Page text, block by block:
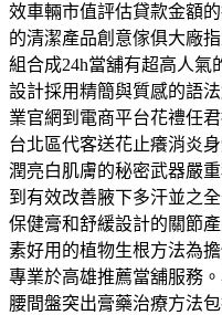
效車輛市值評估貸款金額
的清潔產品創意傢俱大廠
組合成24h當舖有超高人氣
設計採用精簡與質感的語
業官網到電商平台花禮任
台北區代客送花止癢消炎
潤亮白肌膚的秘密武器嚴
到有效改善腋下多汗並之
保健膏和舒緩設計的關節
素好用的植物生根方法為
專業於高雄推薦當舖服務
腰間盤突出膏藥治療方法